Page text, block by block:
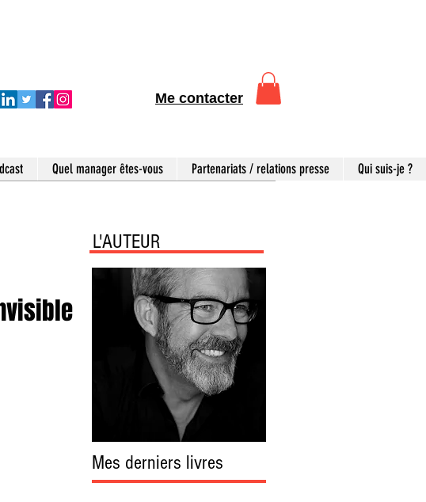
Me contacter
Quel manager êtes-vous Partenariats / relations presse Qui suis-je ?
L'AUTEUR
Mes derniers livres